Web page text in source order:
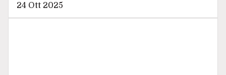
24 Ott 2025